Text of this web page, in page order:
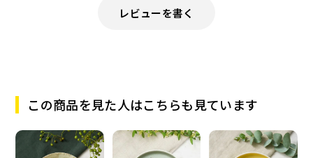
レビューを書く
この商品を見た人はこちらも見ています